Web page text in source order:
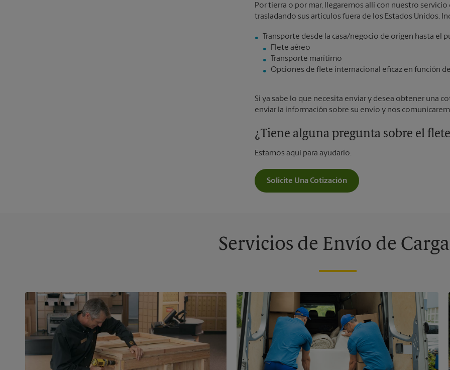
Por tierra o por mar, llegaremos allí con nuestro
trasladando sus artículos fuera de los Estados Unidos.
Flete aéreo
Transporte marítimo
Opciones de flete internacional eficaz en función
Si ya sabe lo que necesita enviar y desea obtener una
enviar la información sobre su envío y nos
¿Tiene alguna pregunta sobre el
Estamos aquí para ayudarlo.
Solicite Una Cotización
Servicios de Envío de